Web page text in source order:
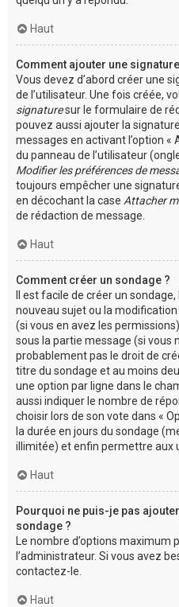
Haut
Comment ajouter une
Vous devez d’abord créer une
de l’utilisateur. Une fois créée,
signaturesur le formulaire de
pouvez aussi ajouter la
messages en activant l’option
du panneau de l’utilisateur
Modifier les préférences de
toujours empêcher une
en décochant la case Attacher
de rédaction de message.
Haut
Comment créer un sondage ?
Il est facile de créer un
nouveau sujet ou la
(si vous en avez les
sous la partie message (si vous
probablement pas le droit de
titre du sondage et au moins
une option par ligne dans le
aussi indiquer le nombre de
choisir lors de son vote dans «
la durée en jours du sondage
illimitée) et enfin permettre aux
Haut
Pourquoi ne puis-je pas
sondage ?
Le nombre d’options
l’administrateur. Si vous avez
contactez-le.
Haut